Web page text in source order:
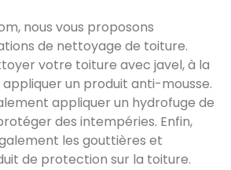
nous vous proposons
de nettoyage de toiture.
votre toiture avec javel, à la
un produit anti-mousse.
appliquer un hydrofuge de
des intempéries. Enfin,
les gouttières et
de protection sur la toiture.